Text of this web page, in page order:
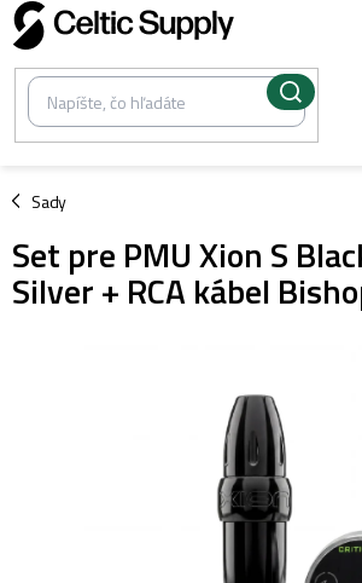
Prejsť
na
obsah
Sady
/
Set pre PMU Xion S
Silver + RCA kábel